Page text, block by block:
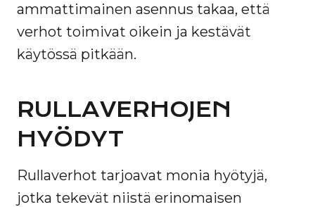
ammattimainen asennus takaa, että
verhot toimivat oikein ja kestävät
käytössä pitkään.
RULLAVERHOJEN
HYÖDYT
Rullaverhot tarjoavat monia hyötyjä,
jotka tekevät niistä erinomaisen